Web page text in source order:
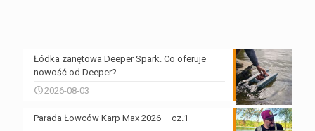
Łódka zanętowa Deeper Spark. Co oferuje
nowość od Deeper?
2026-08-03
Parada Łowców Karp Max 2026 – cz.1